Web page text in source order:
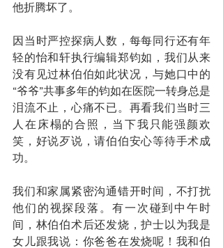
他折腾坏了。
因当时严控探病人数，每每同行还有年
轻的怡和轩执行编辑郑钧如，我们从来
没有见过林伯伯如此状况，与她口中的
“爷爷”共事多年的钧如在医院一转身总是
泪流不止，心痛不已。再看我们当时三
人在床榻的合照，当下我只能强颜欢
笑，好说歹说，请伯伯安心等待手术成
功。
我们和家属紧密沟通错开时间，不打扰
他们的视探段落。有一次碰到中午时
间，林伯伯术后还发烧，护士以为我是
女儿跟我说：你爸爸在发烧呢！我和伯